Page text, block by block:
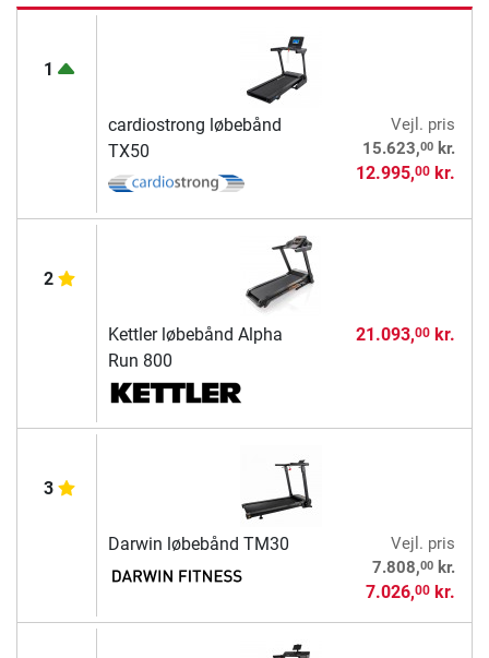
1
cardiostrong løbebånd
TX50
Vejl. pris
15.623,00kr.
12.995,00kr.
2
Kettler løbebånd Alpha
Run 800
21.093,00kr.
3
Darwin løbebånd TM30
Vejl. pris
7.808,00kr.
7.026,00kr.